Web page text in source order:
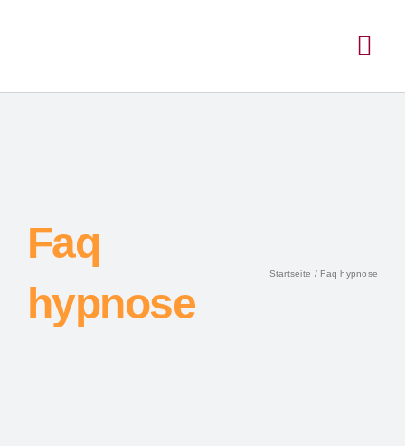
Faq
hypnose
Startseite Faq hypnose